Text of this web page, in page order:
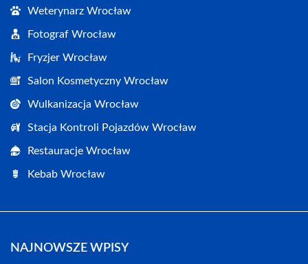
Weterynarz Wrocław
Fotograf Wrocław
Fryzjer Wrocław
Salon Kosmetyczny Wrocław
Wulkanizacja Wrocław
Stacja Kontroli Pojazdów Wrocław
Restauracje Wrocław
Kebab Wrocław
NAJNOWSZE WPISY